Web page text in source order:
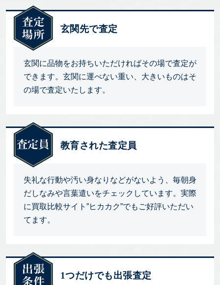
玄関先で査定
玄関に品物をお持ちいただければその場で査定が
できます。玄関に運べない重い、大きいものはそ
の場で査定いたします。
教育された査定員
失礼な行動や汚い身なりなどがないよう、毎朝身
だしなみや言葉遣いをチェックしています。実際
に買取比較サイト”ヒカカク”でもご好評いただい
てます。
1つだけでも出張査定